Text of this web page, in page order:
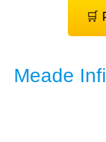
🛒
Meade